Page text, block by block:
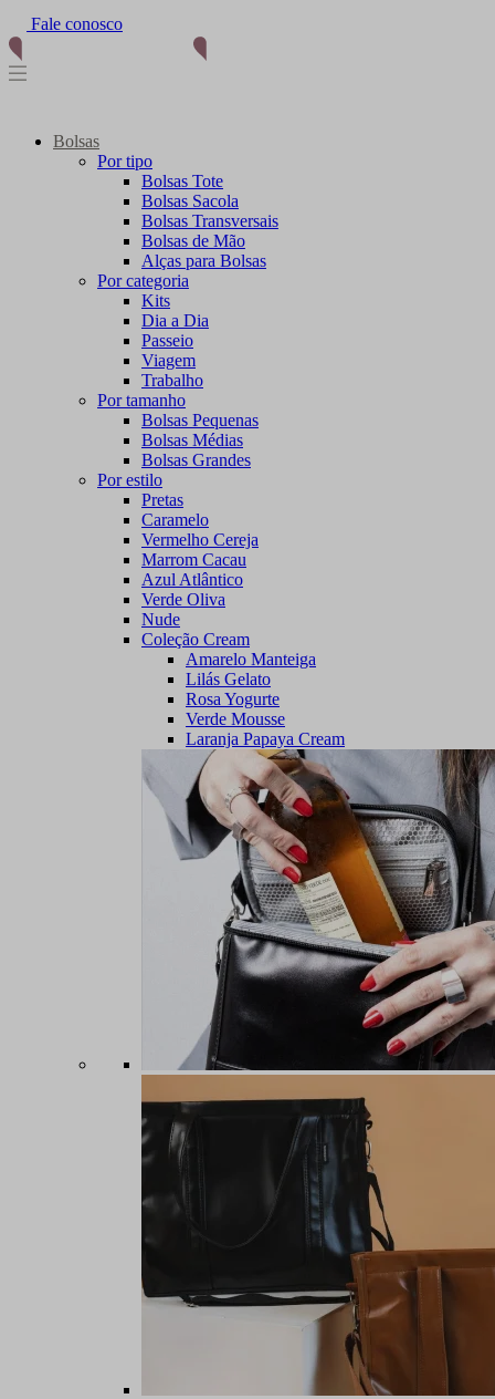
(11) 96012-2976
Fale conosco
Bolsas
Por tipo
Bolsas Tote
Bolsas Sacola
Bolsas Transversais
Bolsas de Mão
Alças para Bolsas
Por categoria
Kits
Dia a Dia
Passeio
Viagem
Trabalho
Por tamanho
Bolsas Pequenas
Bolsas Médias
Bolsas Grandes
Por estilo
Pretas
Caramelo
Vermelho Cereja
Marrom Cacau
Azul Atlântico
Verde Oliva
Nude
Coleção Cream
Amarelo Manteiga
Lilás Gelato
Rosa Yogurte
Verde Mousse
Laranja Papaya Cream